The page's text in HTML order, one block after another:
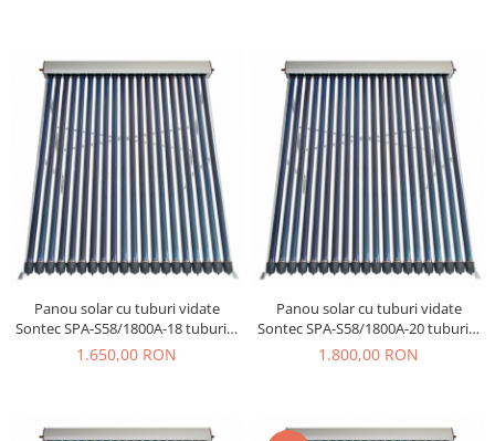
Panou solar cu tuburi vidate
Sontec SPA-S58/1800A-18 tuburi +
rama montaj
1.650,00 RON
Panou solar cu tuburi vidate
Sontec SPA-S58/1800A-20 tuburi +
rama montaj
1.800,00 RON